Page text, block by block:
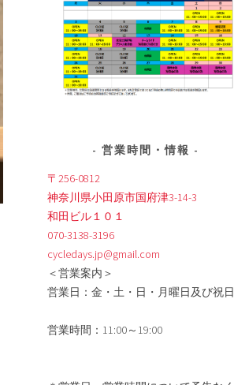
営業時間・情報
〒256-0812
神奈川県小田原市国府津3-14-3
和田ビル１０１
070-3138-3196
cycledays.jp@gmail.com
＜営業案内＞
営業日：金・土・日・月曜日及び祝日
営業時間：11:00～19:00